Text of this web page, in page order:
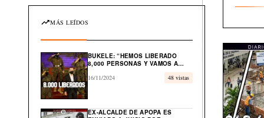
MÁS LEÍDOS
BUKELE: “HEMOS LIBERADO
8,000 PERSONAS Y VAMOS A
INOCENTES”
16/11/2024 48 vistas
EX-ALCALDE DE APOPA ES